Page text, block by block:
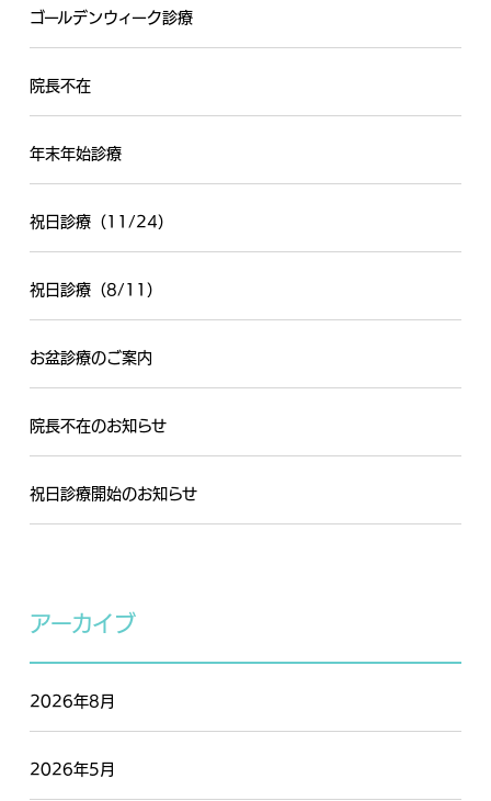
ゴールデンウィーク診療
院長不在
年末年始診療
祝日診療（11/24）
祝日診療（8/11）
お盆診療のご案内
院長不在のお知らせ
祝日診療開始のお知らせ
アーカイブ
2026年8月
2026年5月